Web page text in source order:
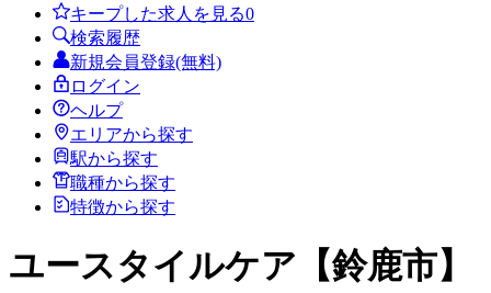
キープした求人を見る0
検索履歴
新規会員登録(無料)
ログイン
ヘルプ
エリアから探す
駅から探す
職種から探す
特徴から探す
ユースタイルケア【鈴鹿市】